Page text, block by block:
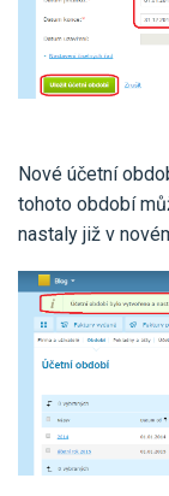
Nové účetní
tohoto období
nastaly již v